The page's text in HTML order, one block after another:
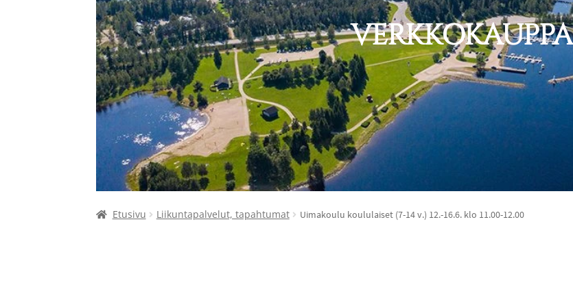
VERKKOKAUPPA
Etusivu Liikuntapalvelut, tapahtumat Uimakoulu koululaiset (7-14 v.) 12.-16.6. klo 11.00-12.00